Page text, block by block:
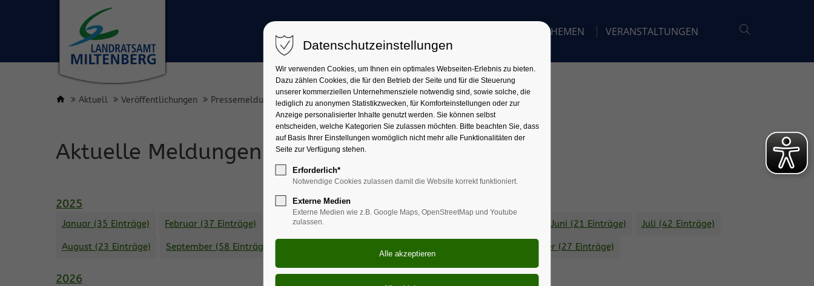
THEMEN VERANSTALTUNGEN
Aktuell Veröffentlichungen Pressemeldungen
Aktuelle Meldungen
2025
Januar (35 Einträge) Februar (37 Einträge) März (49 Einträge) Juni (21 Einträge) Juli (42 Einträge)
August (23 Einträge) September (58 Einträge) Dezember (27 Einträge)
2026
Datenschutzeinstellungen
Wir verwenden Cookies, um Ihnen ein optimales Webseiten-Erlebnis zu bieten.
Dazu zählen Cookies, die für den Betrieb der Seite und für die Steuerung
unserer kommerziellen Unternehmensziele notwendig sind, sowie solche, die
lediglich zu anonymen Statistikzwecken, für Komforteinstellungen oder zur
Anzeige personalisierter Inhalte genutzt werden. Sie können selbst
entscheiden, welche Kategorien Sie zulassen möchten. Bitte beachten Sie, dass
auf Basis Ihrer Einstellungen womöglich nicht mehr alle Funktionalitäten der
Seite zur Verfügung stehen.
Erforderlich*
Notwendige Cookies zulassen damit die Website korrekt funktioniert.
Externe Medien
Externe Medien wie z.B. Google Maps, OpenStreetMap und Youtube
zulassen.